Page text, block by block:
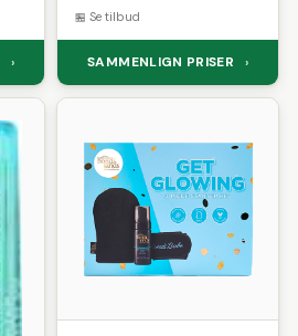
›
Se tilbud
SAMMENLIGN PRISER ›